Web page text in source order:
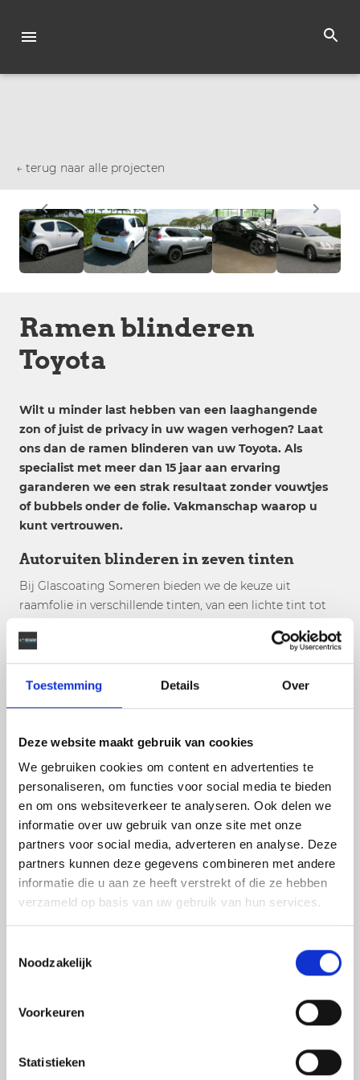
Toestemming Details Over
Deze website maakt gebruik van cookies
We gebruiken cookies om content en advertenties te
personaliseren, om functies voor social media te bieden
en om ons websiteverkeer te analyseren. Ook delen we
informatie over uw gebruik van onze site met onze
partners voor social media, adverteren en analyse. Deze
partners kunnen deze gegevens combineren met andere
informatie die u aan ze heeft verstrekt of die ze hebben
verzameld op basis van uw gebruik van hun services.
Noodzakelijk
Voorkeuren
Statistieken
← terug naar alle projecten
Ramen blinderen
Toyota
Wilt u minder last hebben van een laaghangende
zon of juist de privacy in uw wagen verhogen? Laat
ons dan de ramen blinderen van uw Toyota. Als
specialist met meer dan 15 jaar aan ervaring
garanderen we een strak resultaat zonder vouwtjes
of bubbels onder de folie. Vakmanschap waarop u
kunt vertrouwen.
Autoruiten blinderen in zeven tinten
Bij Glascoating Someren bieden we de keuze uit
raamfolie in verschillende tinten, van een lichte tint tot
Gebruik dan onze tinttool en bepaal hoe u de ruiten van
uw Toyota wilt blinderen.
Voordelen ramen blinderen
auto de volgende voordelen:
Verhoging privacy doordat je moeilijker in de auto
Minder last van laaghangende zon en warmte in de
Verlaging inbraakgevoeligheid door de inbraak
vertragende werking van de raamfolie
Benieuwd naar de mogelijkheden? Bekijk hieronder
eerdere Toyota’s waarvan wij de ramen geblindeerd
hebben envraag direct vrijblijvend een offerte voor uw